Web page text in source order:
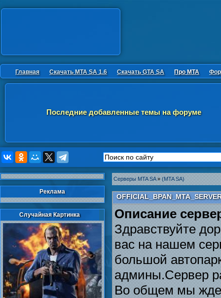
Главная Скачать MTA SA 1.6 Скачать GTA SA Про MTA
Последние добавленные темы на форуме
Реклама
Случайная Картинка
Серверы MTA SA» (MTA SA)
Описание
Здравствуйте
вас на нашем
большой
админы.Сервер
Во общем мы